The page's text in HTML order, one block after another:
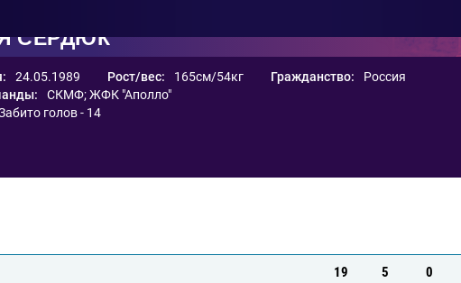
СЕРДЮК
24.05.1989 Рост/вес: 165см/54кг Гражданство:
Россия
СКМФ;ЖФК "Аполло"
голов - 14
19 5 0